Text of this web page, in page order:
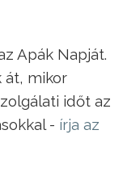
Apák Napját.
át, mikor
időt az
- írja az